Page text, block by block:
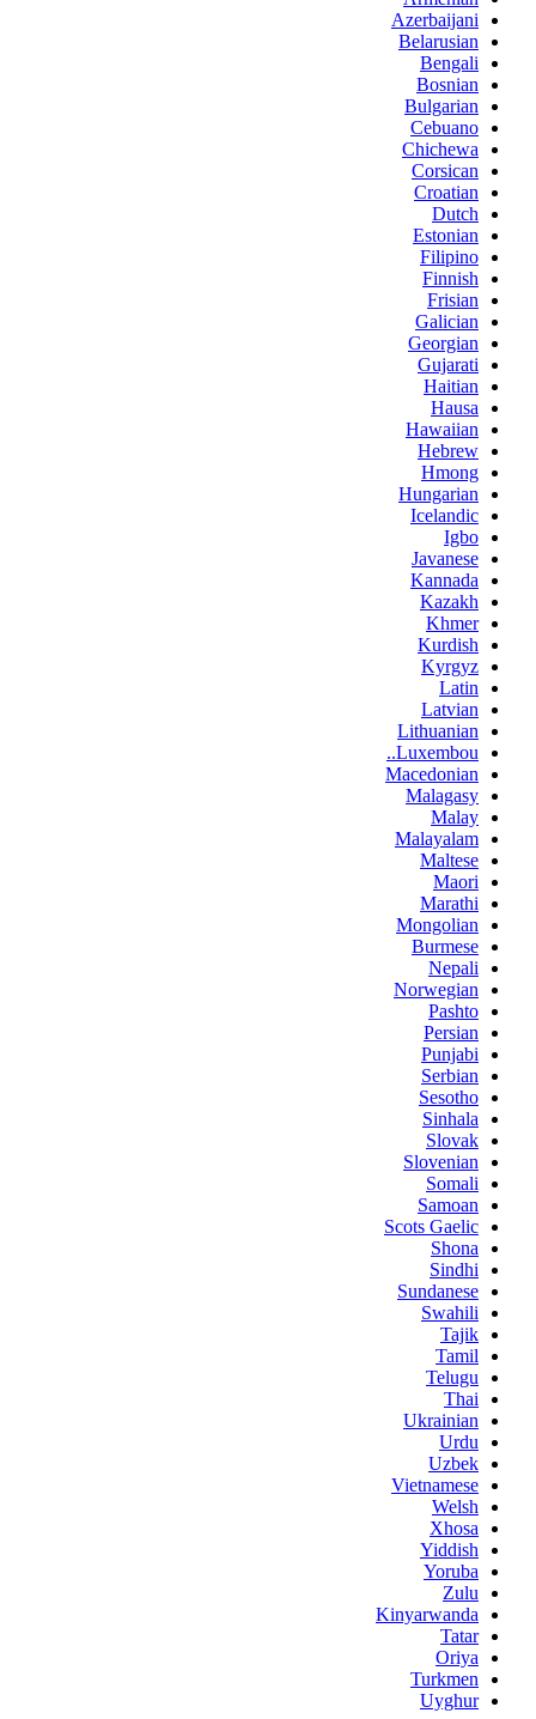
Azerbaijani
Belarusian
Bengali
Bosnian
Bulgarian
Cebuano
Chichewa
Corsican
Croatian
Dutch
Estonian
Filipino
Finnish
Frisian
Galician
Georgian
Gujarati
Haitian
Hausa
Hawaiian
Hebrew
Hmong
Hungarian
Icelandic
Igbo
Javanese
Kannada
Kazakh
Khmer
Kurdish
Kyrgyz
Latin
Latvian
Lithuanian
Luxembou..
Macedonian
Malagasy
Malay
Malayalam
Maltese
Maori
Marathi
Mongolian
Burmese
Nepali
Norwegian
Pashto
Persian
Punjabi
Serbian
Sesotho
Sinhala
Slovak
Slovenian
Somali
Samoan
Scots Gaelic
Shona
Sindhi
Sundanese
Swahili
Tajik
Tamil
Telugu
Thai
Ukrainian
Urdu
Uzbek
Vietnamese
Welsh
Xhosa
Yiddish
Yoruba
Zulu
Kinyarwanda
Tatar
Oriya
Turkmen
Uyghur